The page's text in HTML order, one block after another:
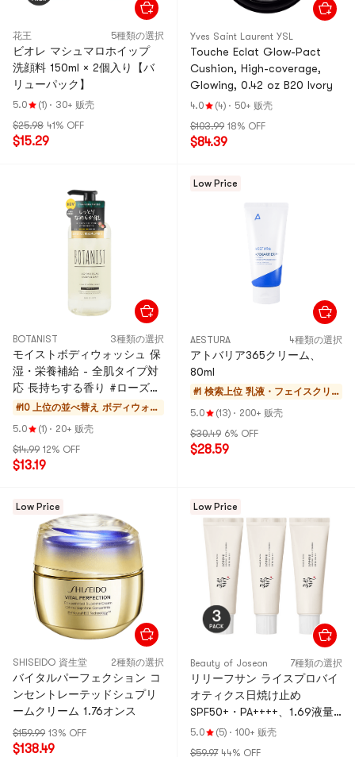
花王 5種類の選択
ビオレ マシュマロホイップ
洗顔料 150ml × 2個入り【バ
リューパック】
5.0 (1) · 30+ 贩壳
$25.98 41% OFF
$15.29
Yves Saint Laurent YSL
Touche Eclat Glow-Pact
Cushion, High-coverage,
Glowing, 0.42 oz B20 Ivory
4.0 (4) · 50+ 贩壳
$103.99 18% OFF
$84.39
BOTANIST 3種類の選択
モイストボディウォッシュ 保
湿・栄養補給 - 全肌タイプ対
応 長持ちする香り #ローズ＆
ホワイトピーチ、16.56オンス
#10 上位の並べ替え ボディウォッ
5.0 (1) · 20+ 贩壳
$14.99 12% OFF
$13.19
Low Price
AESTURA 4種類の選択
アトバリア365クリーム、
80ml
#1 検索上位 乳液・フェイスクリ
ーム
5.0 (13) · 200+ 贩壳
$30.49 6% OFF
$28.59
Low Price
SHISEIDO 資生堂 2種類の選択
バイタルパーフェクション コ
ンセントレーテッドシュプリ
ームクリーム 1.76オンス
$159.99 13% OFF
$138.49
Low Price
Beauty of Joseon 7種類の選択
リリーフサン ライスプロバイ
オティクス日焼け止め
SPF50+・PA++++、1.69液量
オンス×3【バリューパック】
5.0 (5) · 100+ 贩壳
$59.97 44% OFF